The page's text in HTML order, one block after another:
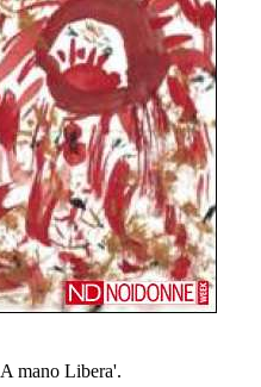
mano Libera'.